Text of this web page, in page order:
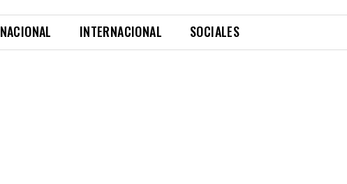
NACIONAL INTERNACIONAL SOCIALES